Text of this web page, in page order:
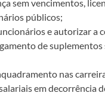
sem vencimentos,
públicos;
e autorizar a
de
nas
em decorrência